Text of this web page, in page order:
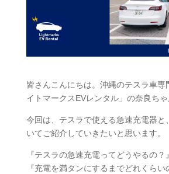
皆さんこんにちは。沖縄のテスラ車専
イトマークスEVレンタル」の奈良ちゃ
今回は、テスラで使える急速充電器と
いてご紹介していきたいと思います。
『テスラの急速充電ってどうやるの？』
『充電を満タンにするまでどれくらい